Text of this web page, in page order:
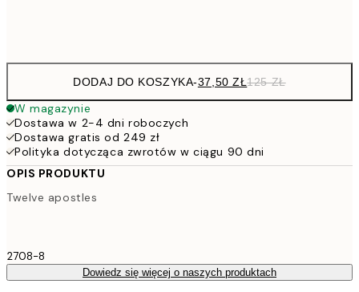
DODAJ DO KOSZYKA-37,50 ZŁ125 ZŁ
W magazynie
Dostawa w 2-4 dni roboczych
Dostawa gratis od 249 zł
Polityka dotycząca zwrotów w ciągu 90 dni
OPIS PRODUKTU
Twelve apostles
2708-8
Dowiedz się więcej o naszych produktach